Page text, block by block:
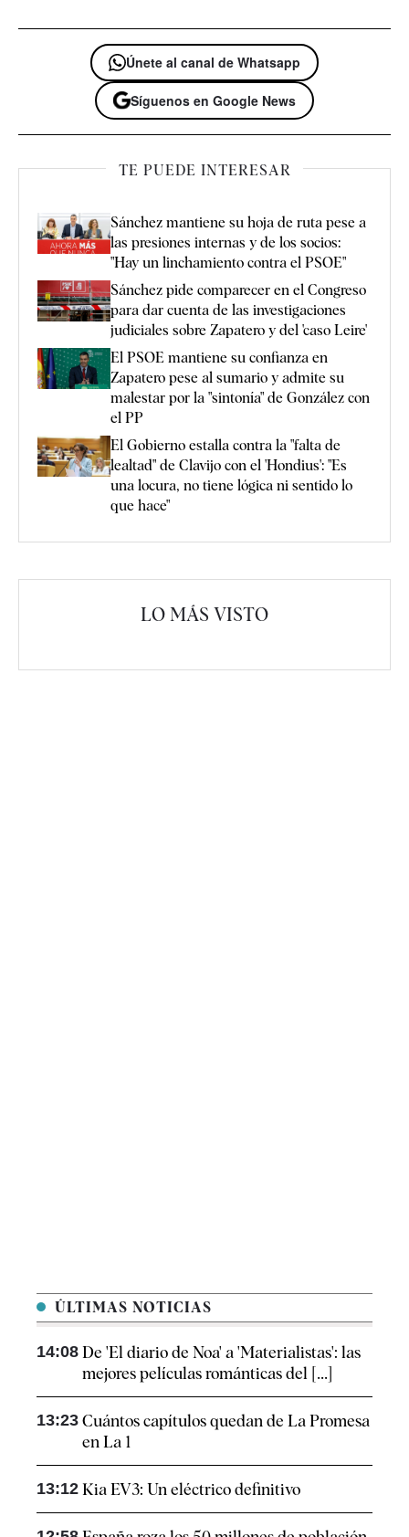
Únete al canal de Whatsapp
Síguenos en Google News
TE PUEDE INTERESAR
Sánchez mantiene su hoja de ruta pese a
las presiones internas y de los socios:
"Hay un linchamiento contra el PSOE"
Sánchez pide comparecer en el Congreso
para dar cuenta de las investigaciones
judiciales sobre Zapatero y del 'caso Leire'
El PSOE mantiene su confianza en
Zapatero pese al sumario y admite su
malestar por la "sintonía" de González con
el PP
El Gobierno estalla contra la "falta de
lealtad" de Clavijo con el 'Hondius': "Es
una locura, no tiene lógica ni sentido lo
que hace"
LO MÁS VISTO
ÚLTIMAS NOTICIAS
14:08 De 'El diario de Noa' a 'Materialistas': las
mejores películas románticas del [...]
13:23 Cuántos capítulos quedan de La Promesa
en La 1
13:12 Kia EV3: Un eléctrico definitivo